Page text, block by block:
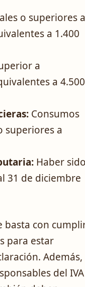
o superiores a
a 1.400
a
a 4.500
Consumos
superiores a
Haber
31 de diciembre
basta con
para estar
Además,
del IVA